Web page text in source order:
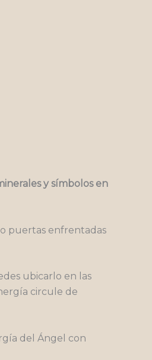
y símbolos en
puertas enfrentadas
ubicarlo en las
circule de
del Ángel con